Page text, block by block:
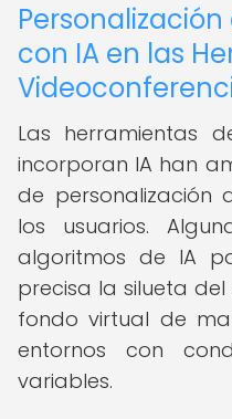
Personalización
con IA en las
Las herramientas
incorporan IA han
de personalización
los usuarios.
algoritmos de IA
precisa la silueta
fondo virtual de
entornos con
variables.